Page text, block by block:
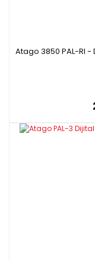
Atago 3850 PAL-RI